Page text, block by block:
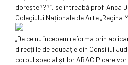
dorește???”, se întreabă prof. Anca
Colegiului Naționale de Arte „Regina
„De ce nu începem reforma prin
direcțiile de educație din Consiliul
corpul specialiștilor ARACIP care